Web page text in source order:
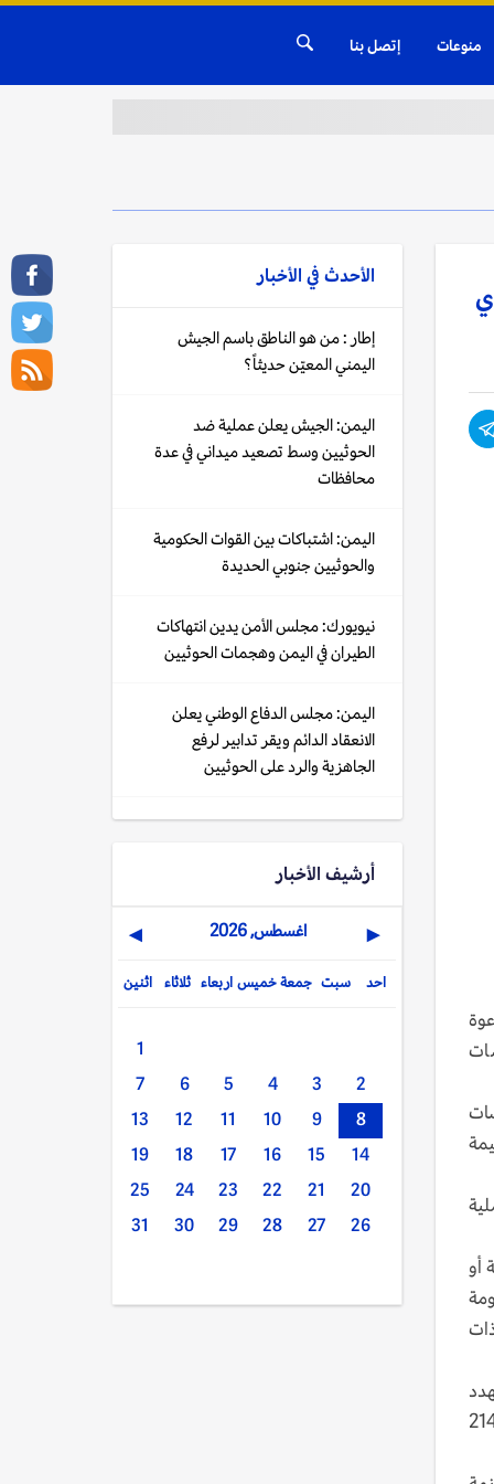
منوعات إتصل بنا
أو
وتتعارض مع قرارات مجلس الأمن، وفي مقدمتها القراران 2140
الأحدث في الأخبار
إطار : من هو الناطق باسم الجيش
اليمني المعيّن حديثاً؟
اليمن: الجيش يعلن عملية ضد
الحوثيين وسط تصعيد ميداني في عدة
محافظات
اليمن: اشتباكات بين القوات الحكومية
والحوثيين جنوبي الحديدة
نيويورك: مجلس الأمن يدين انتهاكات
الطيران في اليمن وهجمات الحوثيين
اليمن: مجلس الدفاع الوطني يعلن
الانعقاد الدائم ويقر تدابير لرفع
الجاهزية والرد على الحوثيين
أرشيف الأخبار
◀ اغسطس, 2026 ▶
اثنين ثلاثاء اربعاء خميس جمعة سبت احد
1
2
3
4
5
6
7
8
9
10
11
12
13
14
15
16
17
18
19
20
21
22
23
24
25
26
27
28
29
30
31